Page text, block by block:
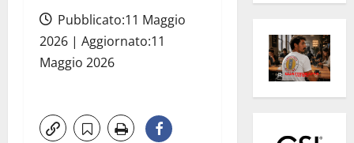
Pubblicato:11 Maggio
2026 | Aggiornato:11
Maggio 2026